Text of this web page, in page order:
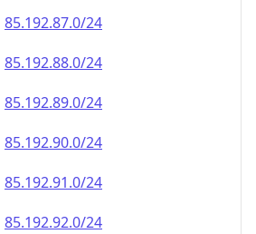
85.192.88.0/24
85.192.89.0/24
85.192.90.0/24
85.192.91.0/24
85.192.92.0/24
85.192.93.0/24